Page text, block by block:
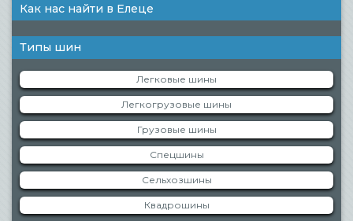
Как нас найти в Елеце
Типы шин
Легковые шины
Легкогрузовые шины
Грузовые шины
Спецшины
Сельхозшины
Квадрошины